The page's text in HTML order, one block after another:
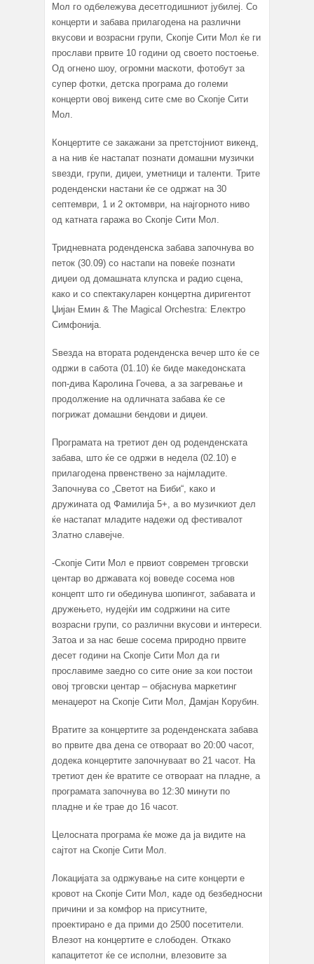
Мол го одбележува десетгодишниот јубилеј. Со
концерти и забава прилагодена на различни
вкусови и возрасни групи, Скопје Сити Мол ќе ги
прослави првите 10 години од своето постоење.
Од огнено шоу, огромни маскоти, фотобут за
супер фотки, детска програма до големи
концерти овој викенд сите сме во Скопје Сити
Мол.
Концертите се закажани за претстојниот викенд,
а на нив ќе настапат познати домашни музички
ѕвезди, групи, диџеи, уметници и таленти. Трите
роденденски настани ќе се одржат на 30
септември, 1 и 2 октомври, на најгорното ниво
од катната гаража во Скопје Сити Мол.
Тридневната роденденска забава започнува во
петок (30.09) со настапи на повеќе познати
диџеи од домашната клупска и радио сцена,
како и со спектакуларен концертна диригентот
Џијан Емин & The Magical Orchestra: Електро
Симфонија.
Ѕвезда на втората роденденска вечер што ќе се
одржи в сабота (01.10) ќе биде македонската
поп-дива Каролина Гочева, а за загревање и
продолжение на одличната забава ќе се
погрижат домашни бендови и диџеи.
Програмата на третиот ден од роденденската
забава, што ќе се одржи в недела (02.10) е
прилагодена првенствено за најмладите.
Започнува со „Светот на Биби“, како и
дружината од Фамилија 5+, а во музичкиот дел
ќе настапат младите надежи од фестивалот
Златно славејче.
-Скопје Сити Мол е првиот современ трговски
центар во државата кој воведе сосема нов
концепт што ги обединува шопингот, забавата и
дружењето, нудејќи им содржини на сите
возрасни групи, со различни вкусови и интереси.
Затоа и за нас беше сосема природно првите
десет години на Скопје Сити Мол да ги
прославиме заедно со сите оние за кои постои
овој трговски центар – објаснува маркетинг
менаџерот на Скопје Сити Мол, Дамјан Корубин.
Вратите за концертите за роденденската забава
во првите два дена се отвораат во 20:00 часот,
додека концертите започнуваат во 21 часот. На
третиот ден ќе вратите се отвораат на пладне, а
програмата започнува во 12:30 минути по
пладне и ќе трае до 16 часот.
Целосната програма ќе може да ја видите на
сајтот на Скопје Сити Мол.
Локацијата за одржување на сите концерти е
кровот на Скопје Сити Мол, каде од безбедносни
причини и за комфор на присутните,
проектирано е да прими до 2500 посетители.
Влезот на концертите е слободен. Откако
капацитетот ќе се исполни, влезовите за